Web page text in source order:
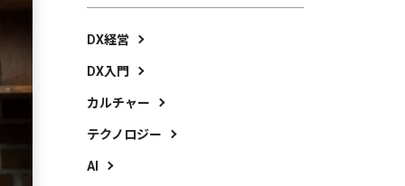
DX経営
DX入門
カルチャー
テクノロジー
AI